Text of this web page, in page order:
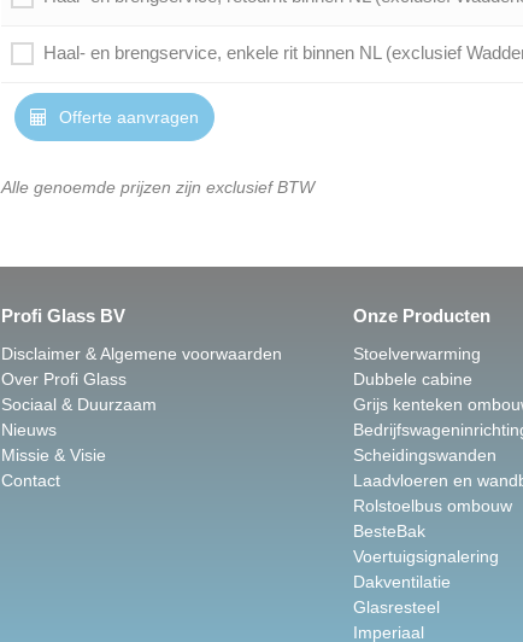
Haal- en brengservice, enkele rit binnen NL (exclusief
Offerte aanvragen
Alle genoemde prijzen zijn exclusief BTW
Profi Glass BV
Disclaimer & Algemene voorwaarden
Over Profi Glass
Sociaal & Duurzaam
Nieuws
Missie & Visie
Contact
Onze Producten
Stoelverwarming
Dubbele cabine
Grijs kenteken
Scheidingswanden
Laadvloeren en
Rolstoelbus ombouw
BesteBak
Voertuigsignalering
Dakventilatie
Glasresteel
Imperiaal